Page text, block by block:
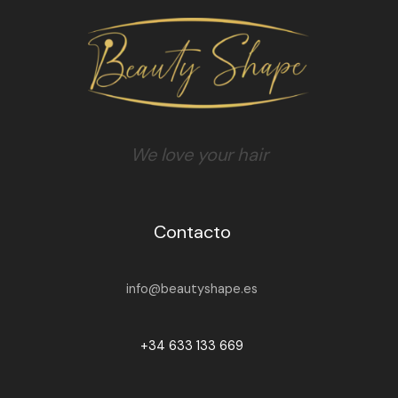
We love your hair
Contacto
info@beautyshape.es
+34 633 133 669